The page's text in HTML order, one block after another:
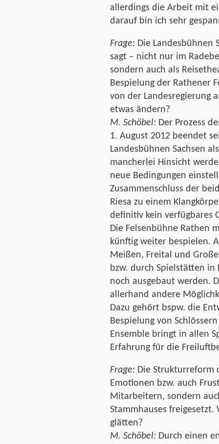
allerdings die Arbeit mit
darauf bin ich sehr
Frage: Die Landesbühnen
sagt – nicht nur im
sondern auch als
Bespielung der Rathener
von der Landesregierung
etwas ändern?
M. Schöbel: Der Prozess
1. August 2012 beendet
Landesbühnen Sachsen
mancherlei Hinsicht
neue Bedingungen
Zusammenschluss der
Riesa zu einem
definitiv kein verfügbares
Die Felsenbühne Rathen
künftig weiter bespielen.
Meißen, Freital und
bzw. durch Spielstätten in
noch ausgebaut werden.
allerhand andere
Dazu gehört bspw. die
Bespielung von
Ensemble bringt in allen
Erfahrung für die
Frage: Die Strukturreform
Emotionen bzw. auch
Mitarbeitern, sondern
Stammhauses freigesetzt.
glätten?
M. Schöbel: Durch einen